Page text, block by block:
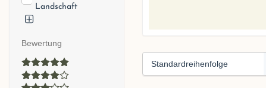
Landschaft
Bewertung